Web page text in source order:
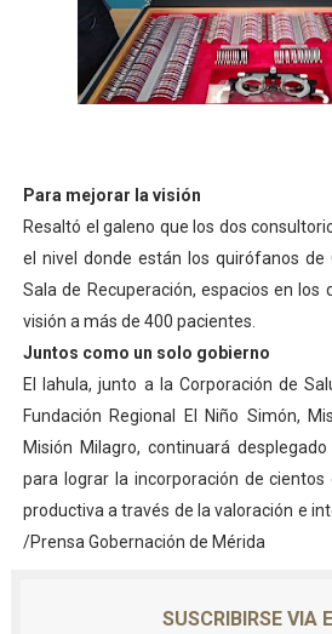
Para mejorar la visión
Resaltó el galeno que los dos
el nivel donde están los quirófanos de
Sala de Recuperación, espacios en los
visión a más de 400 pacientes.
Juntos como un solo gobierno
El Iahula, junto a la Corporación de
Fundación Regional El Niño Simón,
Misión Milagro, continuará
para lograr la incorporación de
productiva a través de la valoración e
/Prensa Gobernación de Mérida
SUSCRIBIRSE VIA